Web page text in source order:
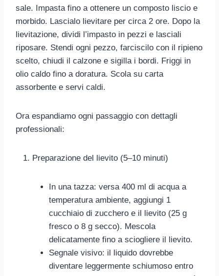
sale. Impasta fino a ottenere un composto liscio e
morbido. Lascialo lievitare per circa 2 ore. Dopo la
lievitazione, dividi l’impasto in pezzi e lasciali
riposare. Stendi ogni pezzo, farciscilo con il ripieno
scelto, chiudi il calzone e sigilla i bordi. Friggi in
olio caldo fino a doratura. Scola su carta
assorbente e servi caldi.
Ora espandiamo ogni passaggio con dettagli
professionali:
Preparazione del lievito (5–10 minuti)
In una tazza: versa 400 ml di acqua a
temperatura ambiente, aggiungi 1
cucchiaio di zucchero e il lievito (25 g
fresco o 8 g secco). Mescola
delicatamente fino a sciogliere il lievito.
Segnale visivo: il liquido dovrebbe
diventare leggermente schiumoso entro